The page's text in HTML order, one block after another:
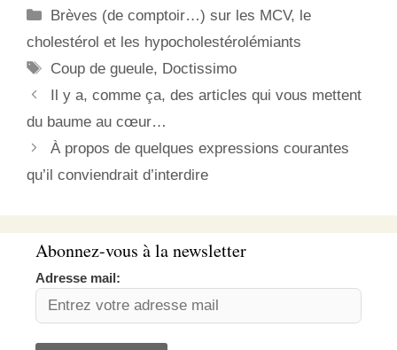
l’anonymat : Ce qui, en
tant que vieux geek
Catégories
Brèves (de comptoir…) sur les MCV, le
cholestérol et les hypocholestérolémiants
Étiquettes
Coup de gueule, Doctissimo
Il y a, comme ça, des articles qui vous mettent
du baume au cœur…
À propos de quelques expressions courantes
qu’il conviendrait d’interdire
Abonnez-vous à la newsletter
Adresse mail: